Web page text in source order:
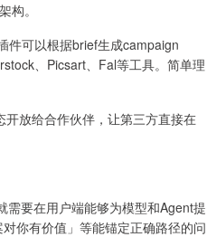
构。
件可以根据brief生成campaign
、Picsart、Fal等工具。简单理
放给合作伙伴，让第三方直接在
需要在用户端能够为模型和Agent提
你有价值」等能锚定正确路径的问